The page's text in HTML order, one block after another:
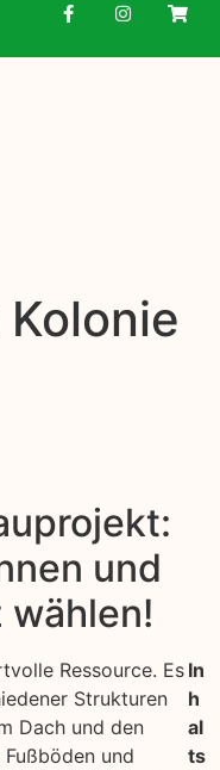
und
Ressource. Es
Strukturen
Dach und den
und
In
h
al
ts